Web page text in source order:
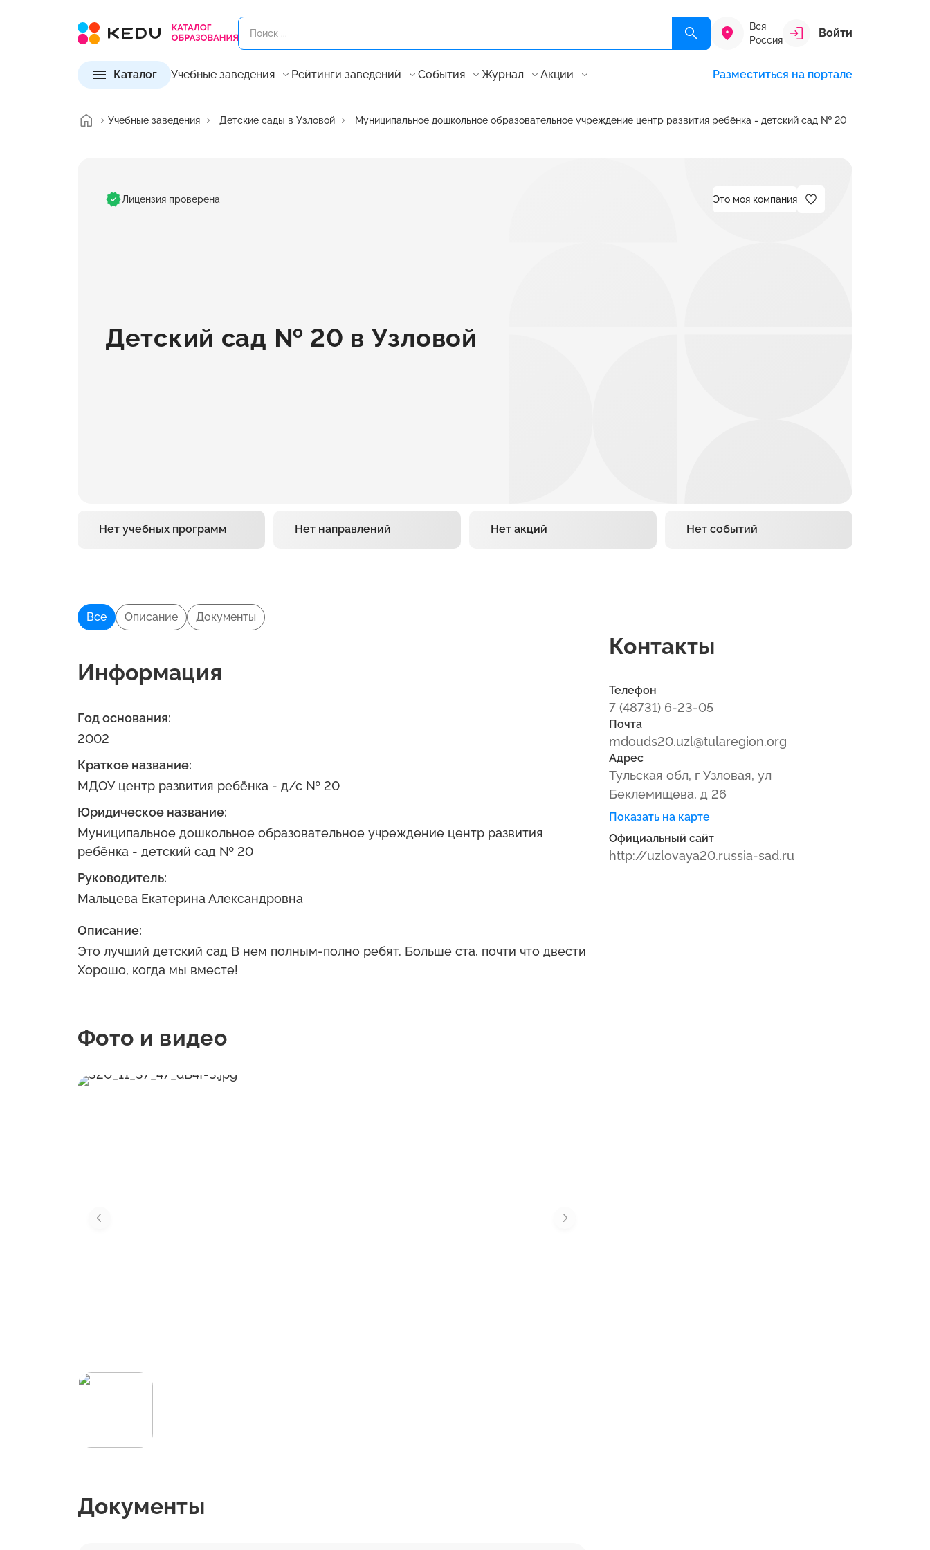
Вся
Россия
Войти
Каталог Учебные заведения Рейтинги заведений События Журнал Акции Разместиться на портале
Учебные заведения Детские сады в Узловой Муниципальное дошкольное образовательное учреждение центр развития ребёнка - детский сад № 20
Лицензия проверена Это моя компания
Детский сад № 20 в Узловой
Нет учебных программ Нет направлений Нет акций Нет событий
Все Описание Документы
Информация
Год основания:
2002
Краткое название:
МДОУ центр развития ребёнка - д/с № 20
Юридическое название:
Муниципальное дошкольное образовательное учреждение центр развития
ребёнка - детский сад № 20
Руководитель:
Мальцева Екатерина Александровна
Описание:
Это лучший детский сад В нем полным-полно ребят. Больше ста, почти что двести
Хорошо, когда мы вместе!
Фото и видео
Документы
Контакты
Телефон
7 (48731) 6-23-05
Почта
mdouds20.uzl@tularegion.org
Адрес
Тульская обл, г Узловая, ул
Беклемищева, д 26
Показать на карте
Официальный сайт
http://uzlovaya20.russia-sad.ru